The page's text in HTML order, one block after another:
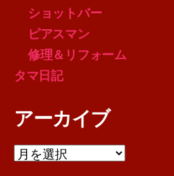
ショットバー
ピアスマン
修理＆リフォーム
タマ日記
アーカイブ
ア
ー